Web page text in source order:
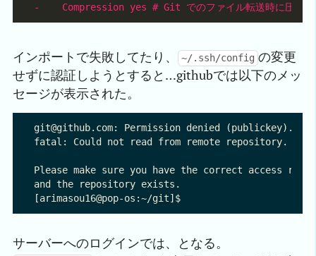
インポートで失敗してたり、 ~/.ssh/config の変更
せずに認証しようとすると…githubでは以下のメッ
セージが表示された。
git@github.com: Permission denied (publickey).
fatal: Could not read from remote repository.
Please make sure you have the correct access
and the repository exists.
サーバーへのログインでは、となる。